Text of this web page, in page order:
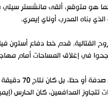
كما هو متوقع، ألقى مانشستر
بناه المدرب أوناي إيمري.
القتالية. قدم خط دفاع أستون
في إغلاق المساحات أمام
وليد
المدافعين، كان الحارس